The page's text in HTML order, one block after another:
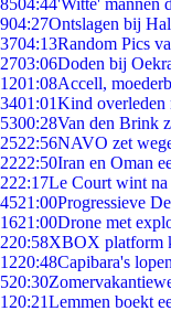
8504:44'Witte' mannen
904:27Ontslagen bij
3704:13Random Pics
2703:06Doden bij
1201:08Accell,
3401:01Kind overleden
5300:28Van den Brink
2522:56NAVO zet
2222:50Iran en Oman
222:17Le Court wint na
4521:00Progressieve
1621:00Drone met
220:58XBOX platform
1220:48Capibara's
520:30
1 20:21Lemmen boekt